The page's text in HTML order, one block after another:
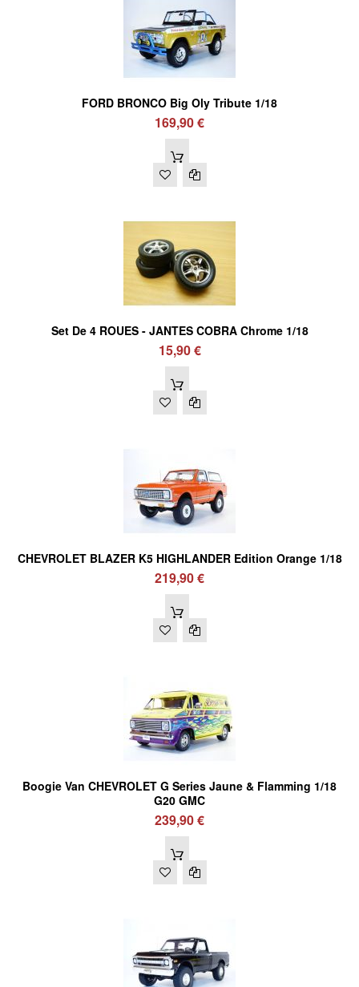
FORD BRONCO Big Oly Tribute 1/18
169,90 €
Set De 4 ROUES - JANTES COBRA Chrome 1/18
15,90 €
CHEVROLET BLAZER K5 HIGHLANDER Edition Orange 1/18
219,90 €
Boogie Van CHEVROLET G Series Jaune & Flamming 1/18
G20 GMC
239,90 €